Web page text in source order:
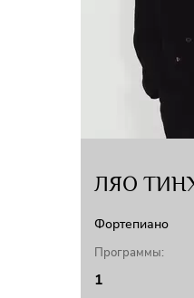
ЛЯО
Фортепиано
Программы:
1